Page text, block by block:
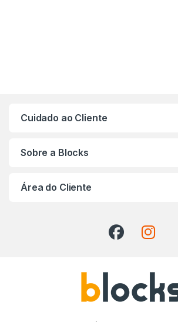
Cuidado ao Cliente
Sobre a Blocks
Área do Cliente